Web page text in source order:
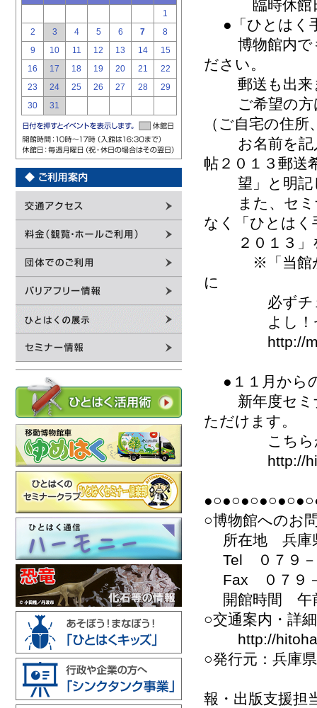
1
2 3 4 5 6 7 8
9 10 11 12 13 14 15
16 17 18 19 20 21 22
23 24 25 26 27 28 29
30 31
臨時休館日（
●「ひとはく
博物館内でも
ださい。
郵送も出来
ご希望の方は
（ご自宅の住所
お名前を記入
帖２０１３郵送
望」と明記し
また、セミナ
なく「ひとはく
２０１３」
※「当館が発
に
必ずチェッ
よし！セミ
http://
●１１月から
新年度セミナ
ただけます。
こちらか
http://
○博物館へのお
所在地 兵庫
Tel ０７９－
Fax ０７９－
開館時間 午
○交通案内・詳
http://
○発行元：兵庫
報・出版支援担